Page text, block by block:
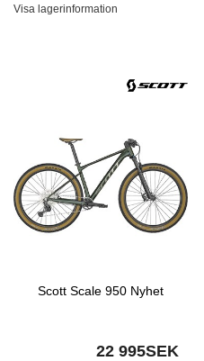
Visa lagerinformation
Scott Scale 950 Nyhet
22 995SEK